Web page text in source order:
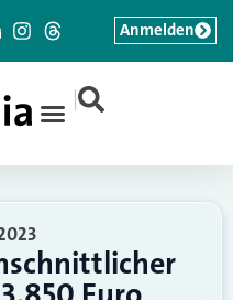
|
Anmelden